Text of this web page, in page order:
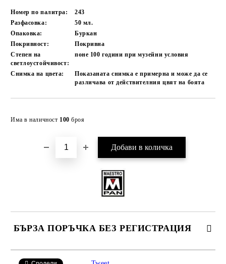
Номер по палитра:
243
Разфасовка:
50 мл.
Опаковка:
Буркан
Покривност:
Покривна
Степен на
светлоустойчивост:
поне 100години при музейни условия
Снимка на цвета:
Показаната снимка е примерна и може да се
различава от действителния цвят на боята
Има в наличност 100 броя
БЪРЗА ПОРЪЧКА БЕЗ РЕГИСТРАЦИЯ